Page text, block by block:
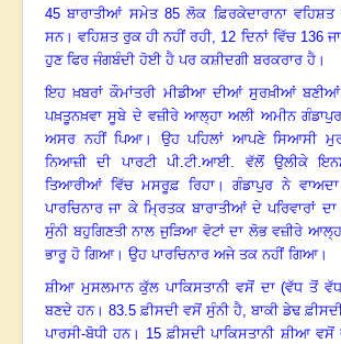
45 ਬਾਰਾਤੀਆਂ ਸਮੇਤ 85 ਲੋਕ ਫ਼ਿਰਕੇਦਾਰਾਨਾ
ਸਨ।ਵਹਿਸ਼ਤ ਰੁਕ ਹੀ ਨਹੀਂ ਰਹੀ, 12 ਦਿਨਾਂ ਵਿੱਚ 136
ਹੁਣ ਫਿਰ ਜੰਗਬੰਦੀ ਹੋਈ ਹੈ ਪਰ ਕਸ਼ੀਦਗੀ ਬਰਕਰਾਰ ਹੈ ।
ਇਹ ਖ਼ਬਰਾਂ ਕੌਮਾਂਤਰੀ ਮੀਡੀਆ ਦੀਆਂ ਸੁਰਖ਼ੀਆਂ
ਪਖ਼ਤੂਨਖ਼ਵਾ ਸੂਬੇ ਦੇ ਵਜ਼ੀਰੇ ਆਲ੍ਹਾ ਅਲੀ ਅਮੀਨ
ਅਸਰ ਨਹੀਂ ਪਿਆ। ਉਹ ਪਹਿਲਾਂ ਆਪਣੇ ਸਿਆਸੀ
ਨਿਆਜ਼ੀ ਦੀ ਪਾਰਟੀ ਪੀ.ਟੀ.ਆਈ. ਵੱਲੋਂ ਉਲੀਕੇ
ਤਿਆਰੀਆਂ ਵਿੱਚ ਮਸਰੂਫ਼ ਰਿਹਾ।ਗੰਡਾਪੁਰ ਨੇ
ਪਾਰਚਿਨਾਰ ਜਾ ਕੇ ਮ੍ਰਿਤਕ ਬਾਰਾਤੀਆਂ ਦੇ ਪਰਿਵਾਰਾਂ
ਸੁੰਨੀ ਬਹੁਗਿਣਤੀ ਨਾਲ ਜੁੜਿਆ ਵੋਟਾਂ ਦਾ ਲੋਭ ਵਜ਼ੀਰੇ
ਭਾਰੂ ਹੋ ਗਿਆ। ਉਹ ਪਾਰਚਿਨਾਰ ਅਜੇ ਤਕ ਨਹੀਂ ਗਿਆ।
ਸ਼ੀਆ ਮੁਸਲਮਾਨ ਕੁੱਲ ਪਾਕਿਸਤਾਨੀ ਵਸੋਂ ਦਾ (ਵੱਧ ਤੋਂ
ਬਣਦੇ ਹਨ। 83.5 ਫ਼ੀਸਦੀ ਵਸੋਂ ਸੁੰਨੀ ਹੈ, ਬਾਕੀ ਡੇਢ
ਪਾਰਸੀ-ਬੋਧੀ ਹਨ। 15 ਫ਼ੀਸਦੀ ਪਾਕਿਸਤਾਨੀ ਸ਼ੀਆ